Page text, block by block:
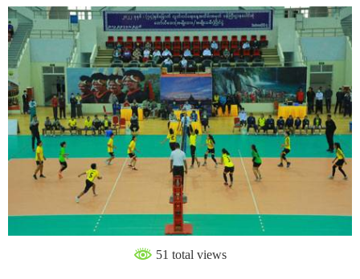
51 total views